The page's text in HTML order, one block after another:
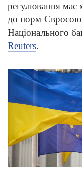
регулювання має
до норм
Національного
Reuters.